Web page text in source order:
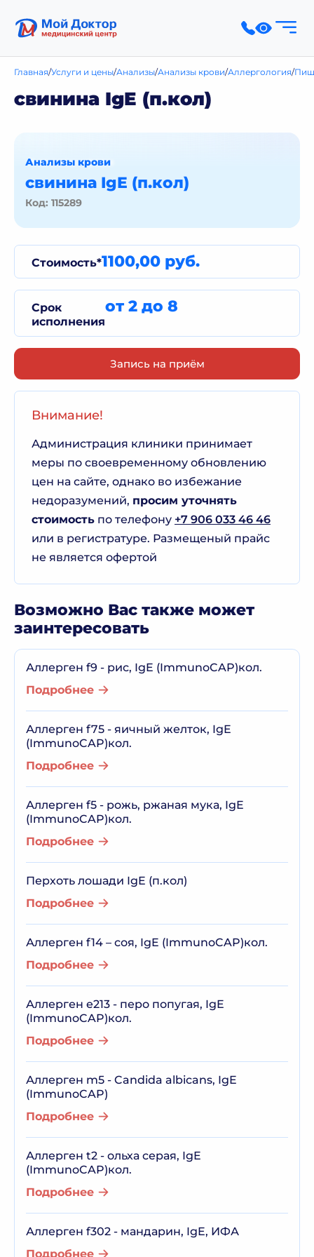
Главная Услуги и цены Анализы Анализы крови Аллергология
свинина IgE (п.кол)
свинина IgE (п.кол)
Код: 115289
Анализы крови
Стоимость*1100,00 руб.
Срок
исполнения
от 2 до 8
Запись на приём
Внимание!
Администрация клиники принимает
меры по своевременному обновлению
цен на сайте, однако во избежание
недоразумений, просим уточнять
стоимость по телефону +7 906 033 46 46
или в регистратуре. Размещеный прайс
не является офертой
Возможно Вас также может
заинтересовать
Аллерген f9 - рис, IgE (ImmunoCAP)кол.
Подробнее
Аллерген f75 - яичный желток, IgE
(ImmunoCAP)кол.
Подробнее
Аллерген f5 - рожь, ржаная мука, IgE
(ImmunoCAP)кол.
Подробнее
Перхоть лошади IgE (п.кол)
Подробнее
Аллерген f14 – соя, IgE (ImmunoCAP)кол.
Подробнее
Аллерген e213 - перо попугая, IgE
(ImmunoCAP)кол.
Подробнее
Аллерген m5 - Candida albicans, IgE
(ImmunoCAP)
Подробнее
Аллерген t2 - ольха серая, IgE
(ImmunoCAP)кол.
Подробнее
Аллерген f302 - мандарин, IgE, ИФА
Подробнее